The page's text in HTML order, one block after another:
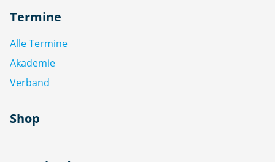
Termine
Alle Termine
Akademie
Verband
Shop